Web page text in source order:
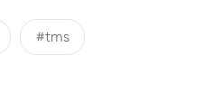
#tms